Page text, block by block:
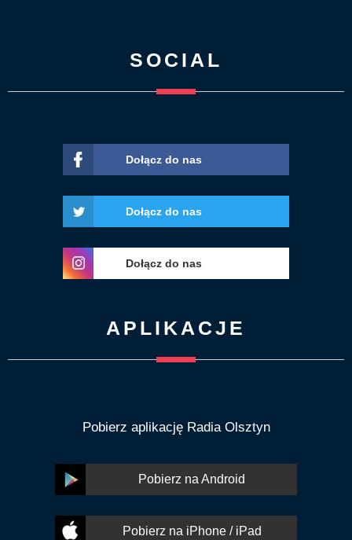
SOCIAL
Dołącz do nas
Dołącz do nas
Dołącz do nas
APLIKACJE
Pobierz aplikację Radia Olsztyn
Pobierz na Android
Pobierz na iPhone / iPad